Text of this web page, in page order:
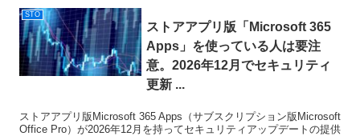
STO
ストアアプリ版「Microsoft 365
Apps」を使っている人は要注
意。2026年12月でセキュリティ
更新 ...
ストアアプリ版Microsoft 365 Apps（サブスクリプション版Microsoft
Office Pro）が2026年12月を持ってセキュリティアップデートの提供